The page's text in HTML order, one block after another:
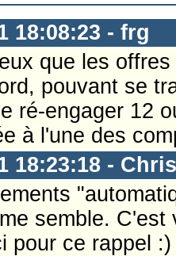
18:08:23 - frg
que les
pouvant se
ré-engager 12
à l'une des
18:23:18 -
semble.
pour ce rappel :)